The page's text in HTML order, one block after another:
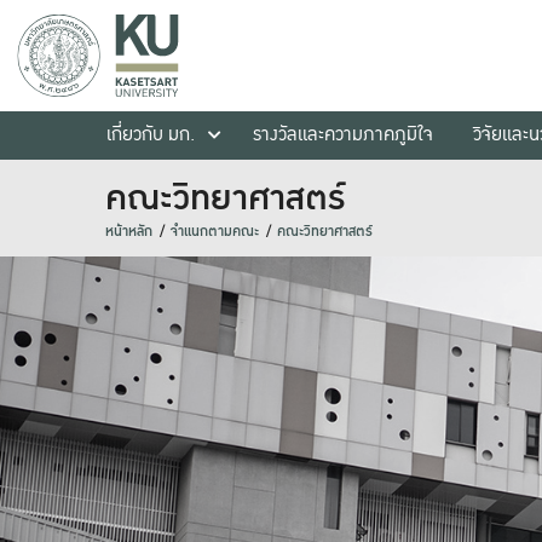
เกี่ยวกับ มก. รางวัลและความภาคภูมิใจ วิจัยและ
คณะวิทยาศาสตร์
หน้าหลัก จำแนกตามคณะ คณะวิทยาศาสตร์